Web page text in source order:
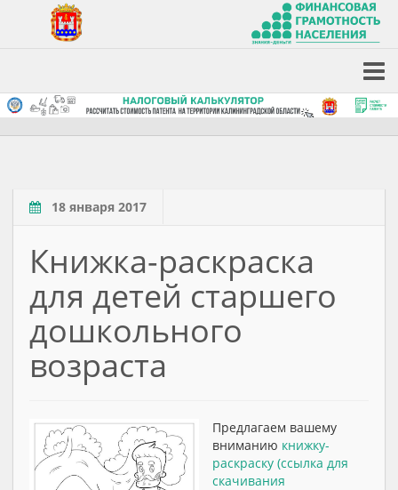
18 января 2017
Книжка-раскраска
для детей старшего
дошкольного
возраста
Предлагаем вашему
вниманию книжку-
раскраску (ссылка для
скачивания